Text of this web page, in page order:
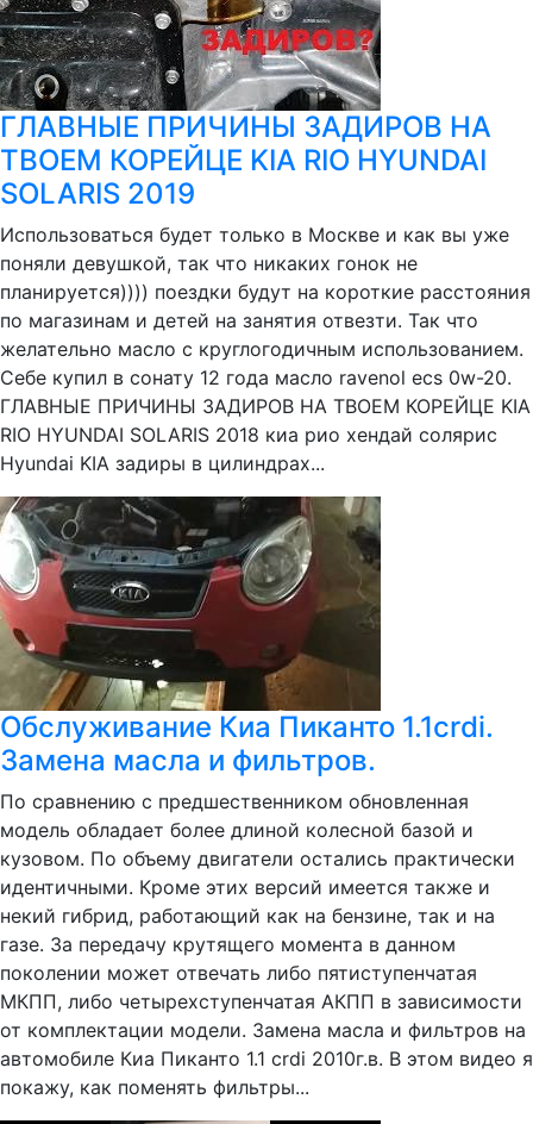
ГЛАВНЫЕ ПРИЧИНЫ ЗАДИРОВ НА
ТВОЕМ КОРЕЙЦЕ KIA RIO HYUNDAI
SOLARIS 2019
Использоваться будет только в Москве и как вы уже
поняли девушкой, так что никаких гонок не
планируется)))) поездки будут на короткие расстояния
по магазинам и детей на занятия отвезти. Так что
желательно масло с круглогодичным использованием.
Себе купил в сонату 12 года масло ravenol ecs 0w-20.
ГЛАВНЫЕ ПРИЧИНЫ ЗАДИРОВ НА ТВОЕМ КОРЕЙЦЕ KIA
RIO HYUNDAI SOLARIS 2018 киа рио хендай солярис
Hyundai KIA задиры в цилиндрах...
Обслуживание Киа Пиканто 1.1crdi.
Замена масла и фильтров.
По сравнению с предшественником обновленная
модель обладает более длиной колесной базой и
кузовом. По объему двигатели остались практически
идентичными. Кроме этих версий имеется также и
некий гибрид, работающий как на бензине, так и на
газе. За передачу крутящего момента в данном
поколении может отвечать либо пятиступенчатая
МКПП, либо четырехступенчатая АКПП в зависимости
от комплектации модели. Замена масла и фильтров на
автомобиле Киа Пиканто 1.1 crdi 2010г.в. В этом видео я
покажу, как поменять фильтры...